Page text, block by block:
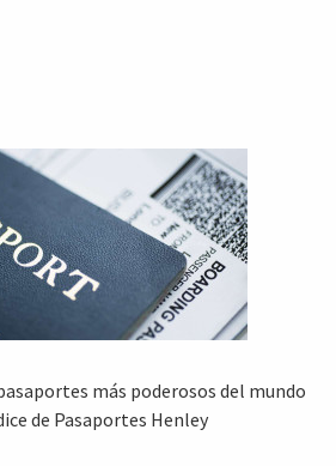
más poderosos del mundo
de Pasaportes Henley